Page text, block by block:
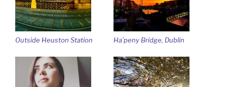
Outside Heuston Station Ha’peny Bridge, Dublin